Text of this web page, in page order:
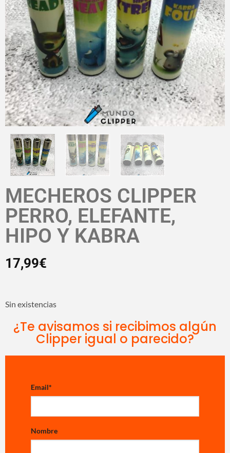
MECHEROS CLIPPER
PERRO, ELEFANTE,
HIPO Y KABRA
17,99€
Sin existencias
¿Te avisamos si recibimos algún
Clipper igual o parecido?
Email*
Nombre